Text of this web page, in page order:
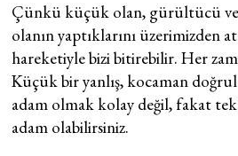
Çünkü küçük olan, gürültücü
olanın yaptıklarını üzerimizden
hareketiyle bizi bitirebilir. Her
Küçük bir yanlış, kocaman
adam olmak kolay değil, fakat
adam olabilirsiniz.